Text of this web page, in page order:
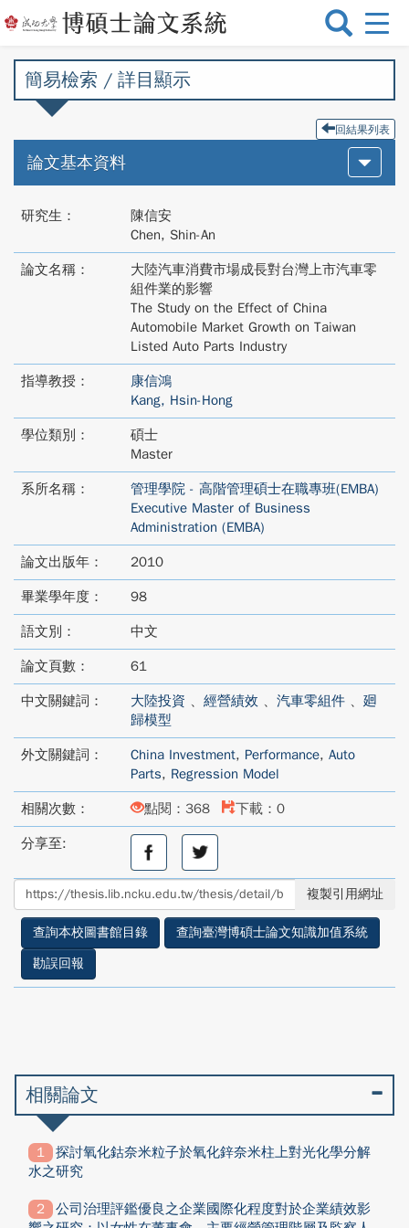
選
切
簡易檢索 / 詳目顯示
回結果列表
論文基本資料
研究生：
陳信安
Chen, Shin-An
論文名稱：
大陸汽車消費市場成長對台灣上市汽車零
組件業的影響
The Study on the Effect of China
Automobile Market Growth on Taiwan
Listed Auto Parts Industry
指導教授：
康信鴻
Kang, Hsin-Hong
學位類別：
碩士
Master
系所名稱：
管理學院 - 高階管理碩士在職專班(EMBA)
Executive Master of Business
Administration (EMBA)
論文出版年： 2010
畢業學年度： 98
語文別： 中文
論文頁數： 61
中文關鍵詞： 大陸投資 、 經營績效 、 汽車零組件 、 廻
歸模型
外文關鍵詞： China Investment, Performance, Auto
Parts, Regression Model
相關次數： 點閱：368 下載：0
分享至:
分
至
facebook
分
享
至
twitter
複製引用網址
查詢本校圖書館目錄
查詢臺灣博碩士論文知識加值系統
勘誤回報
相關論文
探討氧化鈷奈米粒子於氧化鋅奈米柱上對光化學分解
水之研究
公司治理評鑑優良之企業國際化程度對於企業績效影